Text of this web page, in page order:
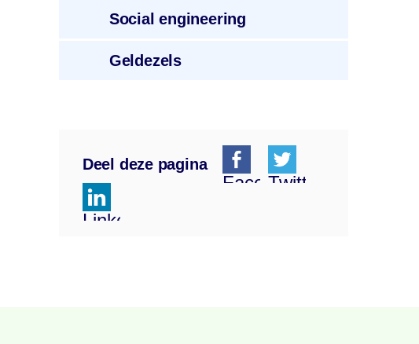
Social engineering
Geldezels
Deel deze pagina
Facebook
Twitter
Linkedin